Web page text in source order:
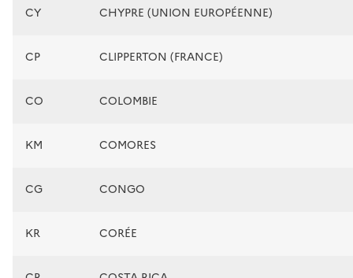
CY CHYPRE (UNION EUROPÉENNE)
CP CLIPPERTON (FRANCE)
CO COLOMBIE
KM COMORES
CG CONGO
KR CORÉE